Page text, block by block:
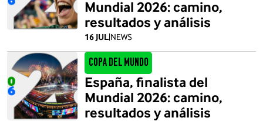
16 JUL|NEWS
Mundial 2026: camino,
resultados y análisis
Copa del Mundo
España, finalista del
Mundial 2026: camino,
resultados y análisis